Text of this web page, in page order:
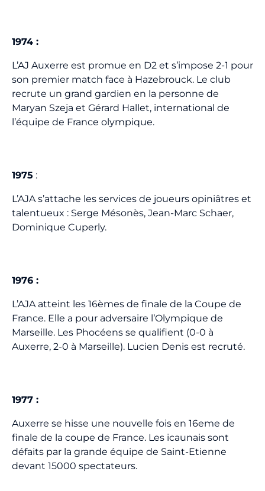
1974 :
L’AJ Auxerre est promue en D2 et s’impose 2-1 pour
son premier match face à Hazebrouck. Le club
recrute un grand gardien en la personne de
Maryan Szeja et Gérard Hallet, international de
l’équipe de France olympique.
1975 :
L’AJA s’attache les services de joueurs opiniâtres et
talentueux : Serge Mésonès, Jean-Marc Schaer,
Dominique Cuperly.
1976 :
L’AJA atteint les 16èmes de finale de la Coupe de
France. Elle a pour adversaire l’Olympique de
Marseille. Les Phocéens se qualifient (0-0 à
Auxerre, 2-0 à Marseille). Lucien Denis est recruté.
1977 :
Auxerre se hisse une nouvelle fois en 16eme de
finale de la coupe de France. Les icaunais sont
défaits par la grande équipe de Saint-Etienne
devant 15000 spectateurs.